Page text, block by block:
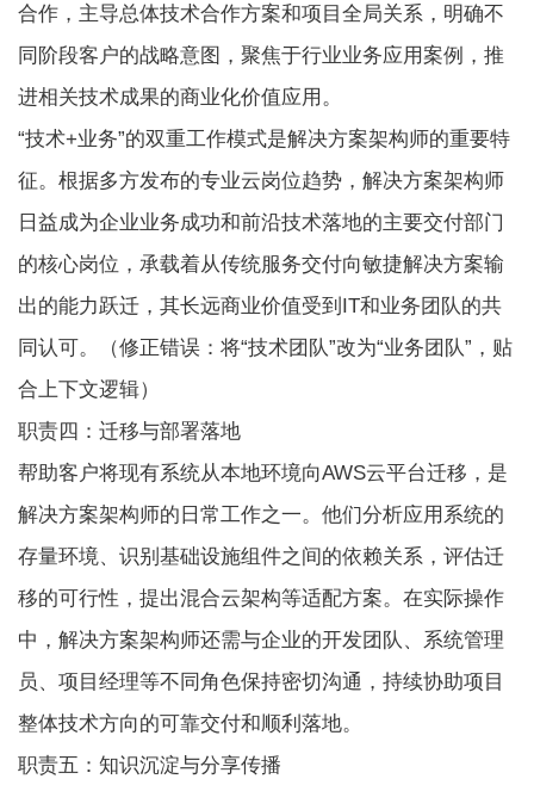
合作，主导总体技术合作方案和项目全局关系，明确不
同阶段客户的战略意图，聚焦于行业业务应用案例，推
进相关技术成果的商业化价值应用。
“技术+业务”的双重工作模式是解决方案架构师的重要特
征。根据多方发布的专业云岗位趋势，解决方案架构师
日益成为企业业务成功和前沿技术落地的主要交付部门
的核心岗位，承载着从传统服务交付向敏捷解决方案输
出的能力跃迁，其长远商业价值受到IT和业务团队的共
同认可。（修正错误：将“技术团队”改为“业务团队”，贴
合上下文逻辑）
职责四：迁移与部署落地
帮助客户将现有系统从本地环境向AWS云平台迁移，是
解决方案架构师的日常工作之一。他们分析应用系统的
存量环境、识别基础设施组件之间的依赖关系，评估迁
移的可行性，提出混合云架构等适配方案。在实际操作
中，解决方案架构师还需与企业的开发团队、系统管理
员、项目经理等不同角色保持密切沟通，持续协助项目
整体技术方向的可靠交付和顺利落地。
职责五：知识沉淀与分享传播